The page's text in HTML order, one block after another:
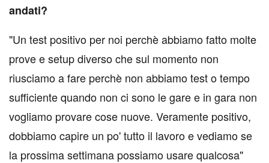
andati?
"Un test positivo per noi perchè abbiamo fatto molte
prove e setup diverso che sul momento non
riusciamo a fare perchè non abbiamo test o tempo
sufficiente quando non ci sono le gare e in gara non
vogliamo provare cose nuove. Veramente positivo,
dobbiamo capire un po' tutto il lavoro e vediamo se
la prossima settimana possiamo usare qualcosa"